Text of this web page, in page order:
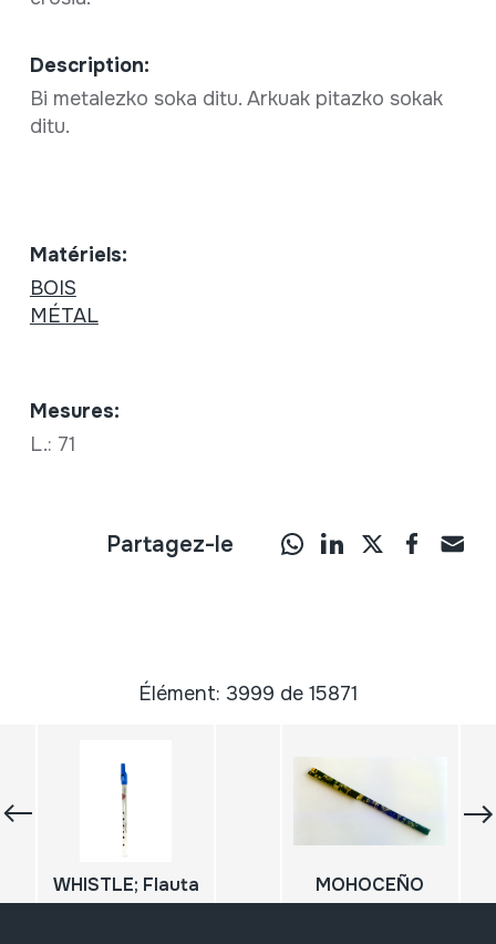
Description:
Bi metalezko soka ditu. Arkuak pitazko sokak
ditu.
Matériels:
BOIS
MÉTAL
Mesures:
L.: 71
Partagez-le
Élément: 3999 de 15871
WHISTLE; Flauta MOHOCEÑO